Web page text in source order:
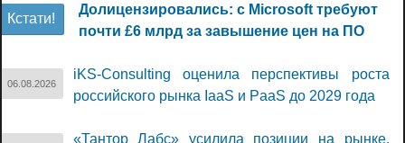
Кстати!
Долицензировались: с Microsoft требуют
почти £6 млрд за завышение цен на ПО
06.08.2026
iKS-Consulting оценила перспективы роста
российского рынка IaaS и PaaS до 2029 года
«Тантор Лабс» усилила позиции на рынке,